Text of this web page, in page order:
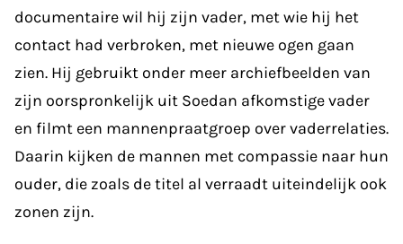
documentaire wil hij zijn vader, met wie hij het
contact had verbroken, met nieuwe ogen gaan
zien. Hij gebruikt onder meer archiefbeelden van
zijn oorspronkelijk uit Soedan afkomstige vader
en filmt een mannenpraatgroep over vaderrelaties.
Daarin kijken de mannen met compassie naar hun
ouder, die zoals de titel al verraadt uiteindelijk ook
zonen zijn.